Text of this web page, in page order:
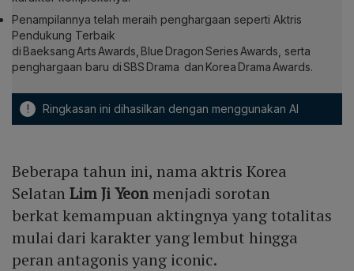
Penampilannya telah meraih penghargaan seperti Aktris
Pendukung Terbaik
di Baeksang Arts Awards, Blue Dragon Series Awards, serta
penghargaan baru di SBS Drama dan Korea Drama Awards.
! Ringkasan ini dihasilkan dengan menggunakan AI
Beberapa tahun ini, nama aktris Korea
SelatanLim Ji Yeon menjadi sorotan
berkat kemampuan aktingnya yang totalitas
mulai dari karakter yang lembut hingga
peran antagonis yang iconic.